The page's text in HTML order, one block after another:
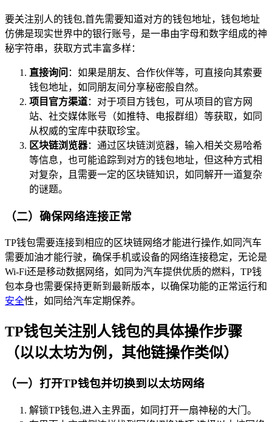
要关注别人的钱包,首先需要知道对方的钱包地址，钱包地址
仿佛是现实世界中的银行账号，是一串由字母和数字组成的神
秘字符串，获取方式丰富多样：
直接询问 ：如果是朋友、合作伙伴等，可直接向其索要
钱包地址，如同朋友间分享秘密般自然。
项目官方渠道：对于项目方钱包，可从项目的官方网
站、社交媒体账号（如推特、电报群组）等获取，如同
从权威的宝库中获取珍宝。
区块链浏览器：通过区块链浏览器，输入相关交易哈希
等信息，也可能追踪到对方的钱包地址，但这种方式相
对复杂，且需要一定的区块链知识，如同解开一道复杂
的谜题。
（二）确保网络连接正常
TP钱包需要连接到相应的区块链网络才能进行操作,如同汽车
需要加油才能行驶，确保手机或设备的网络连接稳定，无论是
Wi-Fi还是移动数据网络，如同为汽车提供优质的燃料，TP钱
包本身也需要保持更新到最新版本，以确保功能的正常运行和
安全性，如同给汽车定期保养。
TP钱包关注别人钱包的具体操作步骤
（以以太坊为例，其他链操作类似）
（一）打开TP钱包并切换到以太坊网络
解锁TP钱包,进入主界面，如同打开一扇神秘的大门。